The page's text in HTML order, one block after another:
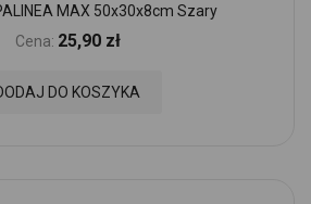
MAX 50x30x8cm Szary
Cena: 25,90 zł
DO KOSZYKA
Ulubionych